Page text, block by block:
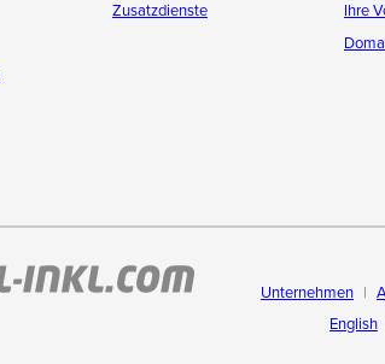
Zusatzdienste
Ihre
Unternehmen
English